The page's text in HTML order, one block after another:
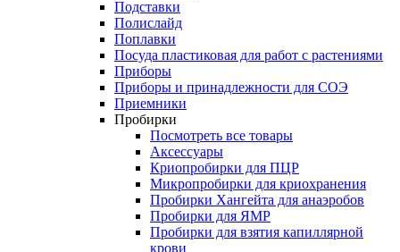
Подставки
Полислайд
Поплавки
Посуда пластиковая для работ с растениями
Приборы
Приборы и принадлежности для СОЭ
Приемники
Пробирки
Посмотреть все товары
Аксессуары
Криопробирки для ПЦР
Микропробирки для криохранения
Пробирки Хангейта для анаэробов
Пробирки для ЯМР
Пробирки для взятия капиллярной
крови